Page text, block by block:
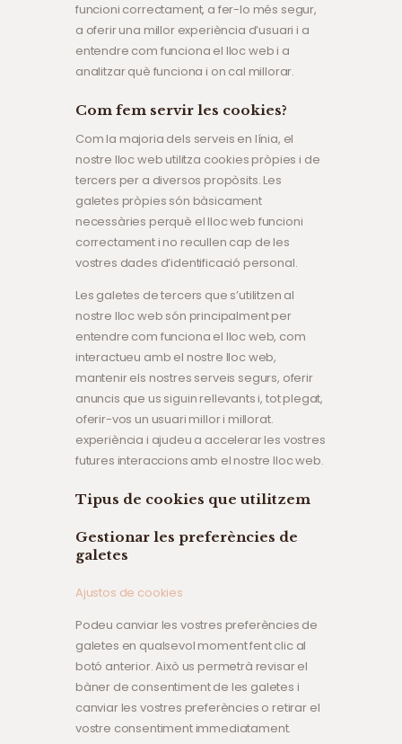
funcioni correctament, a fer-lo més segur,
a oferir una millor experiència d’usuari i a
entendre com funciona el lloc web i a
analitzar què funciona i on cal millorar.
Com fem servir les cookies?
Com la majoria dels serveis en línia, el
nostre lloc web utilitza cookies pròpies i de
tercers per a diversos propòsits. Les
galetes pròpies són bàsicament
necessàries perquè el lloc web funcioni
correctament i no recullen cap de les
vostres dades d’identificació personal.
Les galetes de tercers que s’utilitzen al
nostre lloc web són principalment per
entendre com funciona el lloc web, com
interactueu amb el nostre lloc web,
mantenir els nostres serveis segurs, oferir
anuncis que us siguin rellevants i, tot plegat,
oferir-vos un usuari millor i millorat.
experiència i ajudeu a accelerar les vostres
futures interaccions amb el nostre lloc web.
Tipus de cookies que utilitzem
Gestionar les preferències de
galetes
Ajustos de cookies
Podeu canviar les vostres preferències de
galetes en qualsevol moment fent clic al
botó anterior. Això us permetrà revisar el
bàner de consentiment de les galetes i
canviar les vostres preferències o retirar el
vostre consentiment immediatament.